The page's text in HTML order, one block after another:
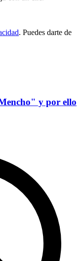
. Puedes darte de
y por ello